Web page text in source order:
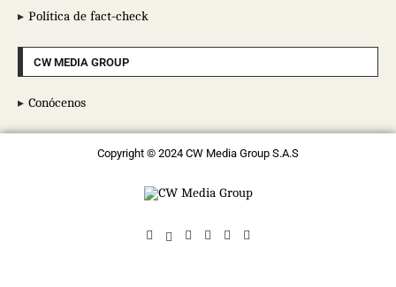
Política de fact-check
CW MEDIA GROUP
Conócenos
Copyright © 2024 CW Media Group S.A.S